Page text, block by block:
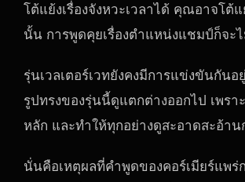
โต้แย้งเรื่องจังหวะเวลาได้ คุณอาจโต้
นั้น การพูดคุยเรื่องตำแหน่งแชมป์ก็จะ
รุ่นเวลเตอร์เวทยังคงมีการแข่งขันกั
รูปทรงของรุ่นนี้ดูแตกต่างออกไป เพร
หลัก และทำให้ทุกอย่างดูสะอาดสะอ้า
นั่นคือเหตุผลที่คำพูดของคอร์เมียร์แพร่